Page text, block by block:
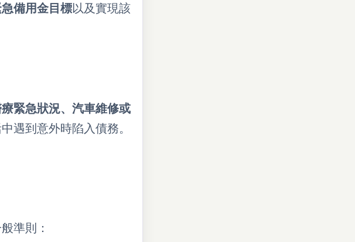
備用金目標以及實現該
緊急狀況、汽車維修或
遇到意外時陷入債務。
準則：